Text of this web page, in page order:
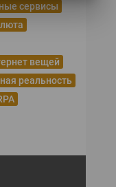
сервисы
вещей
реальность